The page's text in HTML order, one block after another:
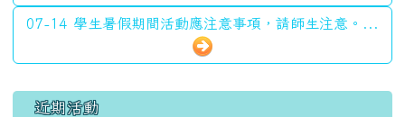
07-14 學生暑假期間活動應注意事項，請師生注意。...
左邊區域內容
近期活動